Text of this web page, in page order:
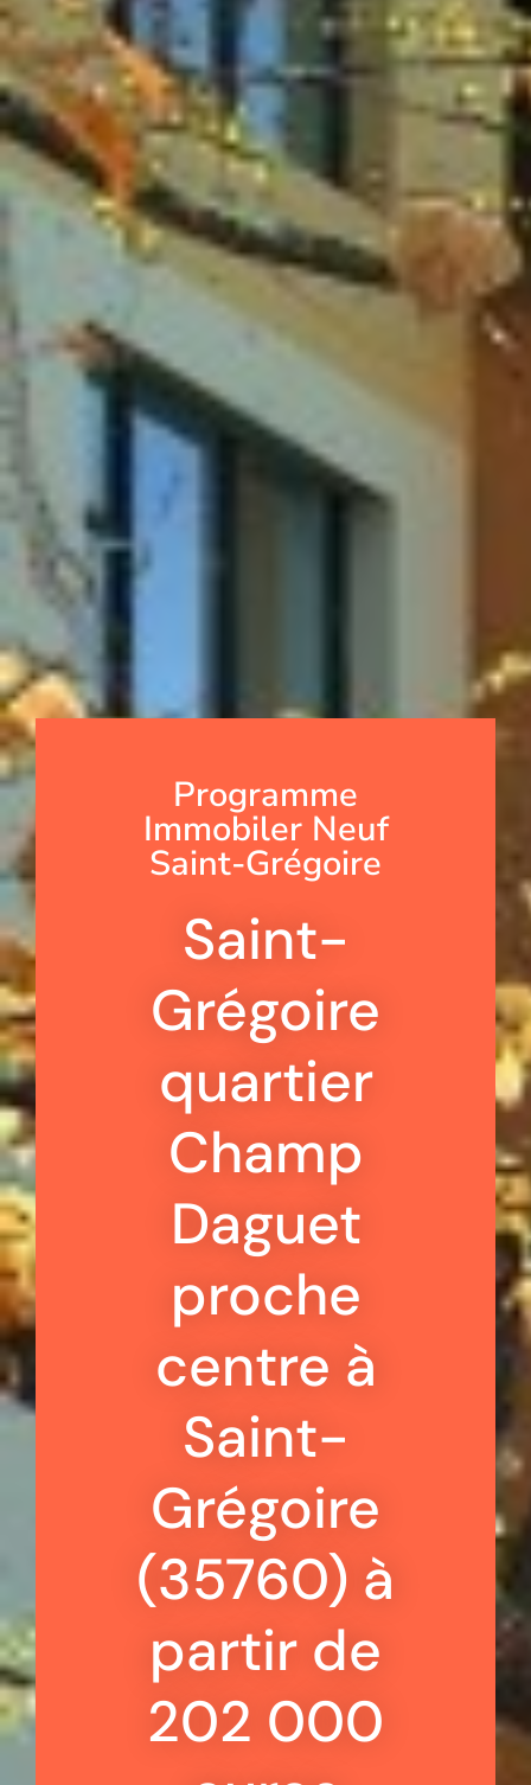
Programme
Immobiler Neuf
Saint-Grégoire
Saint-
Grégoire
quartier
Champ
Daguet
proche
centre à
Saint-
Grégoire
(35760) à
partir de
202 000